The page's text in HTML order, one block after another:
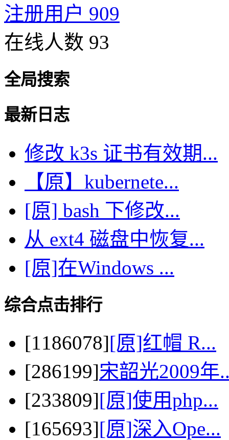
注册用户 909
在线人数 93
全局搜索
最新日志
修改 k3s 证书有效期...
【原】kubernete...
[原] bash 下修改...
从 ext4 磁盘中恢复...
[原]在Windows ...
综合点击排行
[1186078][原]红帽 R...
[286199]宋韶光2009年
[233809][原]使用php...
[165693][原]深入Ope...